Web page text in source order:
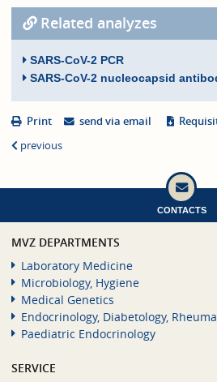
Related analyzes
SARS-CoV-2 PCR
SARS-CoV-2 nucleocapsid
Print send via email
previous
CONTACTS
MVZ DEPARTMENTS
Laboratory Medicine
Microbiology, Hygiene
Medical Genetics
Endocrinology, Diabetology,
Paediatric Endocrinology
SERVICE